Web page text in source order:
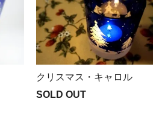
クリスマス・キャロル
SOLD OUT